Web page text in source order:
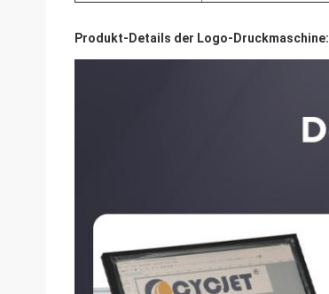
Produkt-Details der Logo-Druckmaschine: